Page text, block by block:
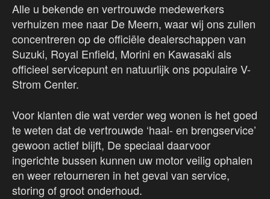
Alle u bekende en vertrouwde medewerkers
verhuizen mee naar De Meern, waar wij ons zullen
concentreren op de officiële dealerschappen van
Suzuki, Royal Enfield, Morini en Kawasaki als
officieel servicepunt en natuurlijk ons populaire V-
Strom Center.
Voor klanten die wat verder weg wonen is het goed
te weten dat de vertrouwde ‘haal- en brengservice’
gewoon actief blijft, De speciaal daarvoor
ingerichte bussen kunnen uw motor veilig ophalen
en weer retourneren in het geval van service,
storing of groot onderhoud.